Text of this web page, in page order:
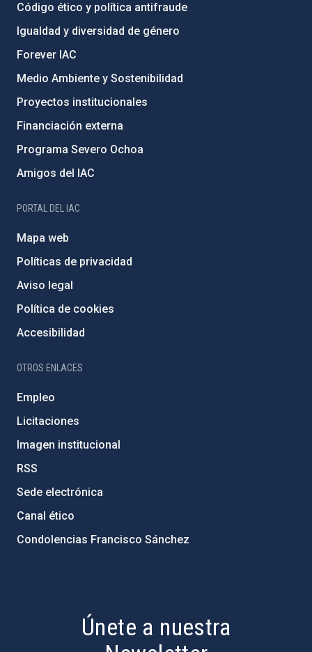
Código ético y política antifraude
Igualdad y diversidad de género
Forever IAC
Medio Ambiente y Sostenibilidad
Proyectos institucionales
Financiación externa
Programa Severo Ochoa
Amigos del IAC
PORTAL DEL IAC
Mapa web
Políticas de privacidad
Aviso legal
Política de cookies
Accesibilidad
OTROS ENLACES
Empleo
Licitaciones
Imagen institucional
RSS
Sede electrónica
Canal ético
Condolencias Francisco Sánchez
Únete a nuestra